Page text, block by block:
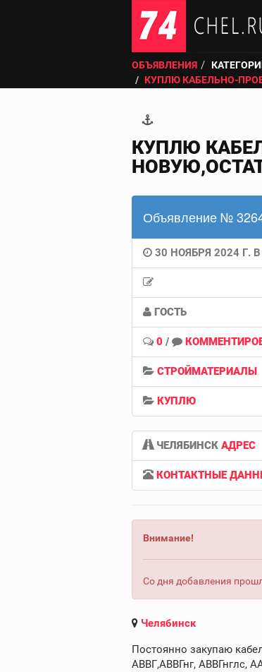
ОБЪЯВЛЕНИЯ
КУПЛЮ КАБЕЛЬНО-
КУПЛЮ
Объявление №
30 НОЯБРЯ 2024 Г. В
ГОСТЬ
0 /
СТРОЙМАТЕРИАЛЫ
КУПЛЮ
ЧЕЛЯБИНСК АДРЕС
КОНТАКТНЫЕ
Внимание!
Со дня добавления
Челябинск
Постоянно закупаю
АВВГ,АВВГнг, АВВГнглс,